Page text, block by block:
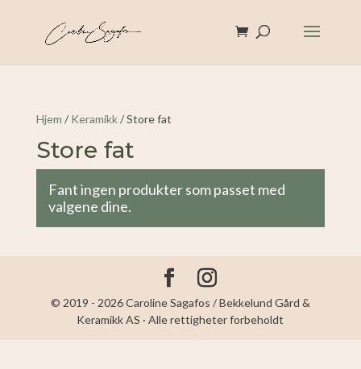
Hjem / Keramikk/ Store fat
Store fat
Fant ingen produkter som passet med
valgene dine.
© 2019 - 2026 Caroline Sagafos / Bekkelund Gård &
Keramikk AS · Alle rettigheter forbeholdt